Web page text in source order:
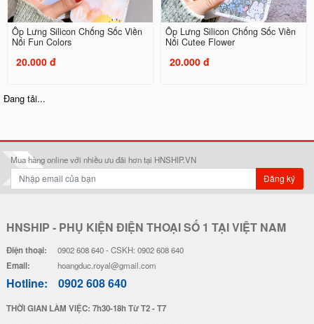
Ốp Lưng Silicon Chống Sốc Viền
Nổi Fun Colors
20.000 đ
Ốp Lưng Silicon Chống Sốc Viền
Nổi Cutee Flower
20.000 đ
Nổi - Hình Nổi Happy Day
28.000 đ
Ốp Lưng Silicon Chống Sốc Viền
Nổi Pokemon x Doremon
20.000 đ